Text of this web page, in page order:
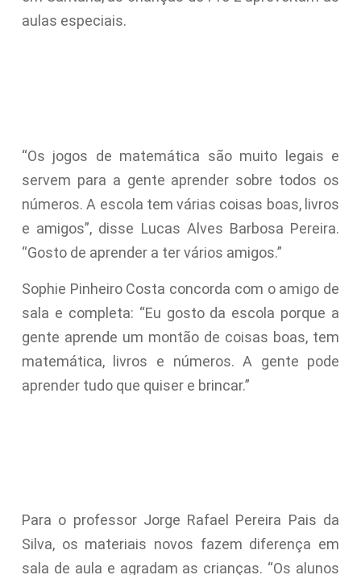
aulas especiais.
“Os jogos de matemática são muito legais e
servem para a gente aprender sobre todos os
números. A escola tem várias coisas boas, livros
e amigos”, disse Lucas Alves Barbosa Pereira.
“Gosto de aprender a ter vários amigos.”
Sophie Pinheiro Costa concorda com o amigo de
sala e completa: “Eu gosto da escola porque a
gente aprende um montão de coisas boas, tem
matemática, livros e números. A gente pode
aprender tudo que quiser e brincar.”
Para o professor Jorge Rafael Pereira Pais da
Silva, os materiais novos fazem diferença em
sala de aula e agradam as crianças. “Os alunos